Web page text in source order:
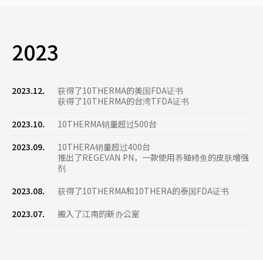
2023
2023.12.
获得了10THERMA的美国FDA证书
获得了10THERMA的台湾TFDA证书
2023.10.
10THERMA销量超过500台
2023.09.
10THERA销量超过400台
推出了REGEVAN PN，一款使用养殖鳟鱼的皮肤增强
剂
2023.08.
获得了10THERMA和10THERA的泰国FDA证书
2023.07.
搬入了江南的新办公室